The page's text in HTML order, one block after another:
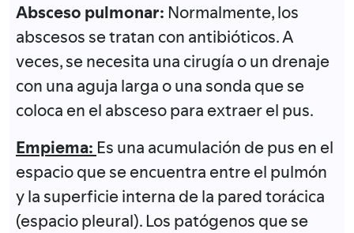
Absceso pulmonar: Normalmente, los
abscesos se tratan con antibióticos. A
veces, se necesita una cirugía o un drenaje
con una aguja larga o una sonda que se
coloca en el absceso para extraer el pus.
Empiema: Es una acumulación de pus en el
espacio que se encuentra entre el pulmón
y la superficie interna de la pared torácica
(espacio pleural). Los patógenos que se